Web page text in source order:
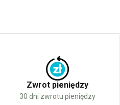
Zwrot pieniędzy
30 dni zwrotu pieniędzy